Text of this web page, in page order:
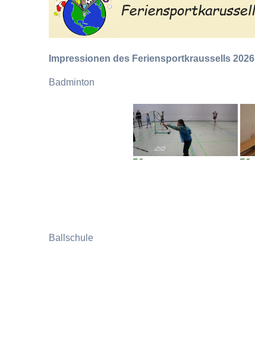
Impressionen des Feriensportkraussells 2026
Badminton
Ballschule